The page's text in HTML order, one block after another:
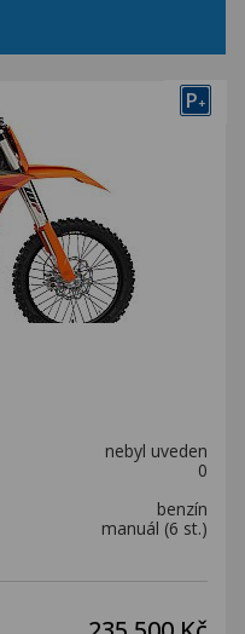
P+
nebyl uveden
0
benzín
manuál (6 st.)